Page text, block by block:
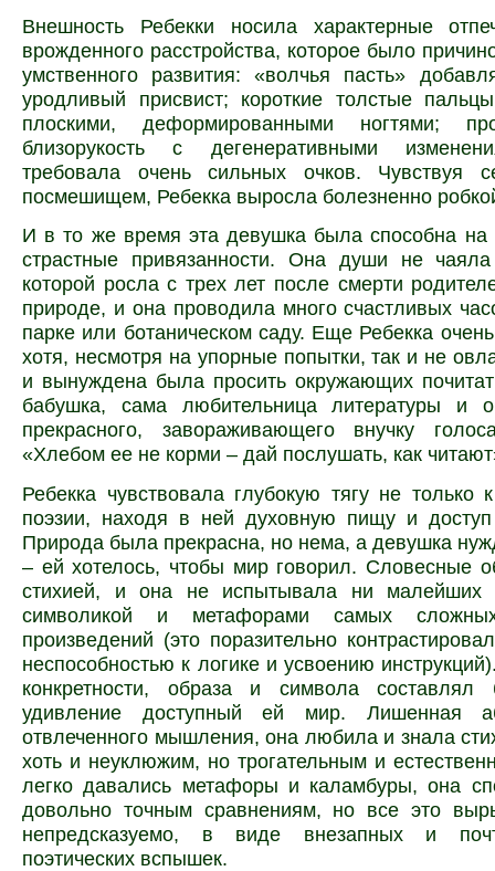
Внешность Ребекки носила характерные
врожденного расстройства, которое было
умственного развития: «волчья пасть»
уродливый присвист; короткие толстые
плоскими, деформированными ногтями;
близорукость с дегенеративными
требовала очень сильных очков. Чувствуя
посмешищем, Ребекка выросла болезненно
И в то же время эта девушка была способна
страстные привязанности. Она души не
которой росла с трех лет после смерти
природе, и она проводила много счастливых
парке или ботаническом саду. Еще Ребекка
хотя, несмотря на упорные попытки, так и не
и вынуждена была просить окружающих
бабушка, сама любительница литературы и
прекрасного, завораживающего внучку
«Хлебом ее не корми – дай послушать, как
Ребекка чувствовала глубокую тягу не только
поэзии, находя в ней духовную пищу и доступ
Природа была прекрасна, но нема, а девушка
– ей хотелось, чтобы мир говорил. Словесные
стихией, и она не испытывала ни малейших
символикой и метафорами самых сложных
произведений (это поразительно
неспособностью к логике и усвоению
конкретности, образа и символа
удивление доступный ей мир. Лишенная
отвлеченного мышления, она любила и знала
хоть и неуклюжим, но трогательным и
легко давались метафоры и каламбуры, она
довольно точным сравнениям, но все это
непредсказуемо, в виде внезапных и
поэтических вспышек.